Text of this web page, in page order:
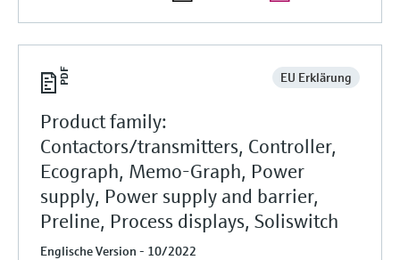
EU Erklärung
Product family:
Contactors/transmitters, Controller,
Ecograph, Memo-Graph, Power
supply, Power supply and barrier,
Preline, Process displays, Soliswitch
Englische Version - 10/2022